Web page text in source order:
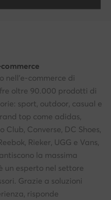
nell'e-commerce di
oltre 90.000 prodotti di
sport, outdoor, casual e
top come adidas,
Club, Converse, DC Shoes,
Rieker, UGG e Vans,
la massima
un esperto nel settore
Grazie a soluzioni
risponde